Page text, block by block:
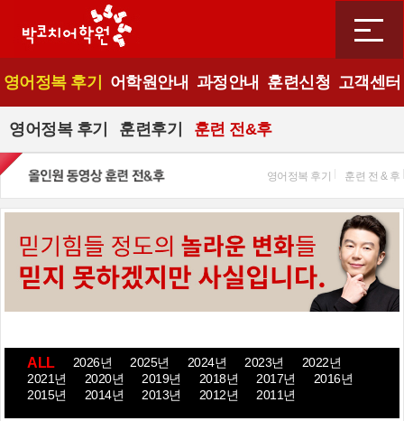
영어정복 후기 어학원안내 과정안내 훈련신청 고객센터
영어정복 후기 훈련후기 훈련 전&후
영어정복 후기 훈련 전 & 후
ALL 2026년 2025년 2024년 2023년
2022년
2021년
2020년 2019년 2018년 2017년
2016년
2015년
2014년 2013년 2012년 2011년